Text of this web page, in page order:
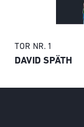
TOR NR. 1
DAVID SPÄTH